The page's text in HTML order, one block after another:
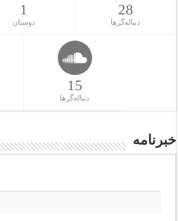
1
دوستان
28
دنباله‌گرها
15
دنباله‌گرها
خبرنامه